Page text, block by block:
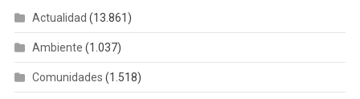
Actualidad (13.861)
Ambiente (1.037)
Comunidades (1.518)